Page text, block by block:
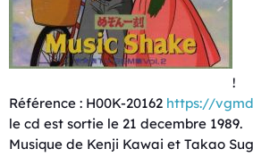
!
Référence : H00K-20162 https://
le cd est sortie le 21 decembre 1989.
Musique de Kenji Kawai et Takao